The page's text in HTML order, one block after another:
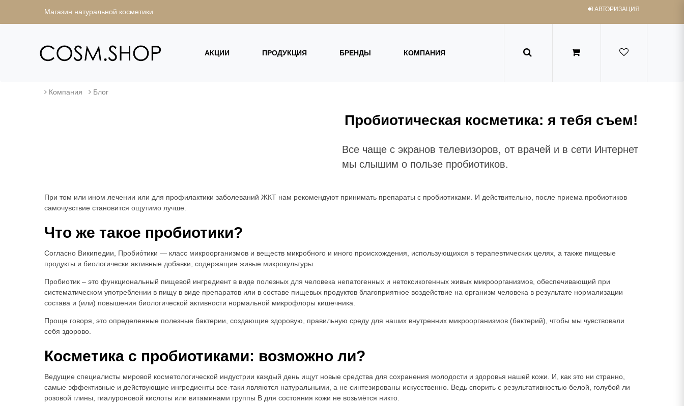
Магазин натуральной косметики АВТОРИЗАЦИЯ
АКЦИИ ПРОДУКЦИЯ БРЕНДЫ КОМПАНИЯ
Компания Блог
Пробиотическая косметика: я тебя съем!
Все чаще с экранов телевизоров, от врачей и в сети Интернет
мы слышим о пользе пробиотиков.
При том или ином лечении или для профилактики заболеваний ЖКТ нам рекомендуют принимать препараты с пробиотиками. И действительно, после приема пробиотиков
самочувствие становится ощутимо лучше.
Что же такое пробиотики?
Согласно Википедии, Пробио́тики — класс микроорганизмов и веществ микробного и иного происхождения, использующихся в терапевтических целях, а также пищевые
продукты и биологически активные добавки, содержащие живые микрокультуры.
Пробиотик – это функциональный пищевой ингредиент в виде полезных для человека непатогенных и нетоксикогенных живых микроорганизмов, обеспечивающий при
систематическом употреблении в пищу в виде препаратов или в составе пищевых продуктов благоприятное воздействие на организм человека в результате нормализации
состава и (или) повышения биологической активности нормальной микрофлоры кишечника.
Проще говоря, это определенные полезные бактерии, создающие здоровую, правильную среду для наших внутренних микроорганизмов (бактерий), чтобы мы чувствовали
себя здорово.
Косметика с пробиотиками: возможно ли?
Ведущие специалисты мировой косметологической индустрии каждый день ищут новые средства для сохранения молодости и здоровья нашей кожи. И, как это ни странно,
самые эффективные и действующие ингредиенты все-таки являются натуральными, а не синтезированы искусственно. Ведь спорить с результативностью белой, голубой ли
розовой глины, гиалуроновой кислоты или витаминами группы В для состояния кожи не возьмётся никто.